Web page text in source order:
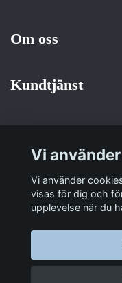
Om oss
Kundtjänst
Sociala medier
Vi
Vi använder
visas för dig och
upplevelse när du